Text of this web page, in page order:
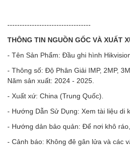
----------------------------------
THÔNG TIN NGUỒN GỐC VÀ XUẤT
- Tên Sản Phẩm: Đầu ghi hình
- Thông số: Độ Phân Giải IMP, 2MP,
Năm sản xuất: 2024 - 2025.
- Xuất xứ: China (Trung Quốc).
- Hướng Dẫn Sử Dụng: Xem tài liệu di
- Hướng dản bảo quản: Để nơi khô
- Cảnh báo: Không đê gân lửa và các